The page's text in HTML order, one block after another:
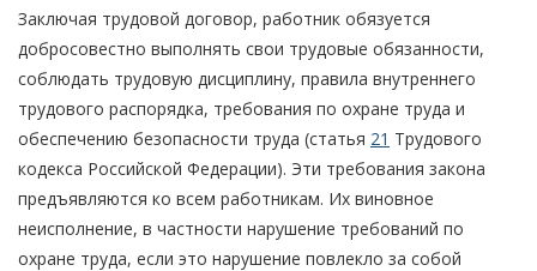
Заключая трудовой договор, работник обязуется
добросовестно выполнять свои трудовые обязанности,
соблюдать трудовую дисциплину, правила внутреннего
трудового распорядка, требования по охране труда и
обеспечению безопасности труда (статья 21 Трудового
кодекса Российской Федерации). Эти требования закона
предъявляются ко всем работникам. Их виновное
неисполнение, в частности нарушение требований по
охране труда, если это нарушение повлекло за собой